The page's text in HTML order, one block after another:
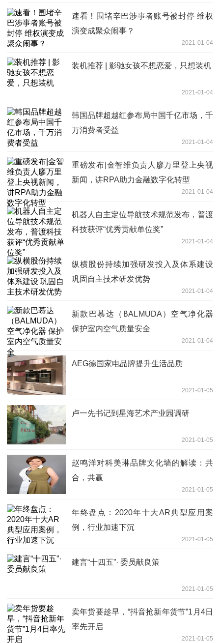
速看！围堵辛巴涉事者账号被封停 维权
演变成聚众闹事？
2021-01-04
装机推荐 | 影驰女孩不想恋爱，只想装机
2021-01-04
韩国品牌超越红参布局中国千亿市场，千
万消费者受益
2021-01-04
重磅发布|金智维负责人廖万里登上央视
新闻，讲RPA助力金融数字化转型
2021-01-04
机器人自主定位导航技术规范发布，普渡
科技获评“优秀贡献单位奖”
2021-01-04
纵横股份持续加强研发投入及体系建设
巩固自主技术研发优势
2021-01-04
新款巴慕达（BALMUDA）空气净化器
保护室内空气质量安全
2021-01-04
AEG德国家电品牌提升生活品质
2021-01-05
卢一先书记到星海艺术产业园调研
2021-01-05
赵鸣洋对科美琳品牌文化墙的解读：共
合，共赢
2021-01-05
年终盘点：2020年十大AR典型应用案
例，行业加速下沉
2021-01-05
建言“十四五”· 委员献良策
2021-01-05
卖年货要趁早，“抖音抢新年货节”1月4日
率先开启
2021-01-05